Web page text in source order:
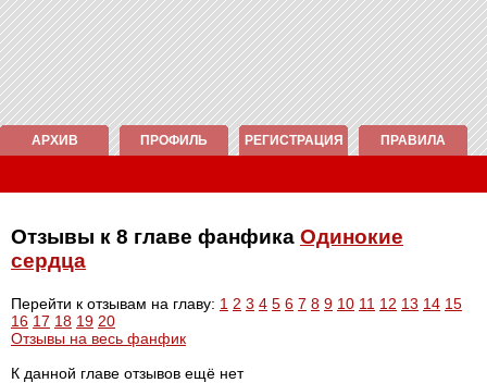
АРХИВ ПРОФИЛЬ РЕГИСТРАЦИЯ ПРАВИЛА
Отзывы к 8 главе фанфика Одинокие
сердца
Перейти к отзывам на главу: 1 2 3 4 5 6 7 8 9 10 11 12 13 14 15
16 17 18 19 20
Отзывы на весь фанфик
К данной главе отзывов ещё нет